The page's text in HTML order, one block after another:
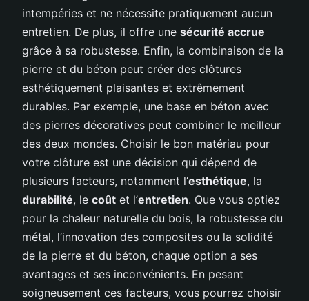
intempéries et ne nécessite pratiquement aucun
entretien. De plus, il offre une sécurité accrue
grâce à sa robustesse. Enfin, la combinaison de la
pierre et du béton peut créer des clôtures
esthétiquement plaisantes et extrêmement
durables. Par exemple, une base en béton avec
des pierres décoratives peut combiner le meilleur
des deux mondes. Choisir le bon matériau pour
votre clôture est une décision qui dépend de
plusieurs facteurs, notamment l’esthétique, la
durabilité, le coût et l’entretien. Que vous optiez
pour la chaleur naturelle du bois, la robustesse du
métal, l’innovation des composites ou la solidité
de la pierre et du béton, chaque option a ses
avantages et ses inconvénients. En pesant
soigneusement ces facteurs, vous pourrez choisir